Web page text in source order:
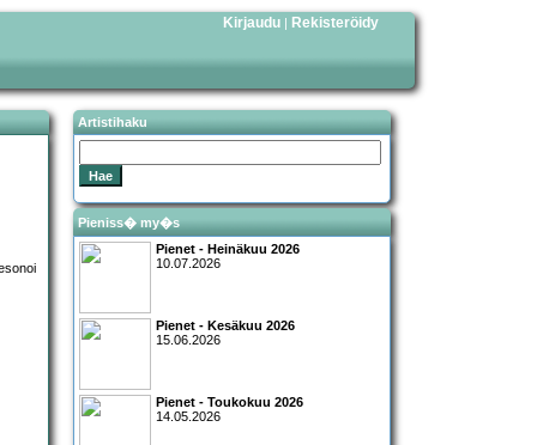
Kirjaudu | Rekisteröidy
Artistihaku
Pieniss� my�s
Pienet - Heinäkuu 2026
10.07.2026
Pienet - Kesäkuu 2026
15.06.2026
Pienet - Toukokuu 2026
14.05.2026